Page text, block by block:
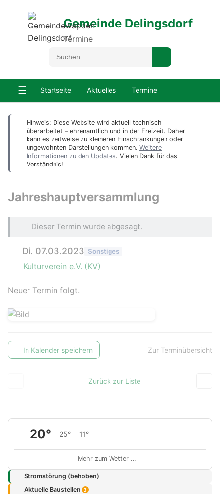
Gemeinde Delingsdorf
Termine
☰ Startseite Aktuelles Termine
Hinweis: Diese Website wird aktuell technisch
überarbeitet – ehrenamtlich und in der Freizeit. Daher
kann es zeitweise zu kleineren Einschränkungen oder
ungewohnten Darstellungen kommen. Weitere
Informationen zu den Updates. Vielen Dank für das
Verständnis!
Jahreshauptversammlung
Dieser Termin wurde abgesagt.
Di. 07.03.2023 Sonstiges
Kulturverein e.V. (KV)
Neuer Termin folgt.
In Kalender speichern Zur Terminübersicht
Zurück zur Liste
20° 25° 11°
Mehr zum Wetter …
Stromstörung (behoben)
Aktuelle Baustellen 3